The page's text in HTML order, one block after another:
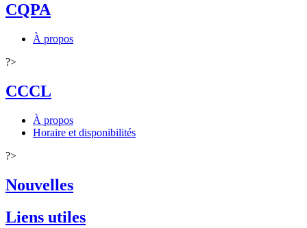
CQPA
À propos
?>
CCCL
À propos
Horaire et disponibilités
?>
Nouvelles
Liens utiles